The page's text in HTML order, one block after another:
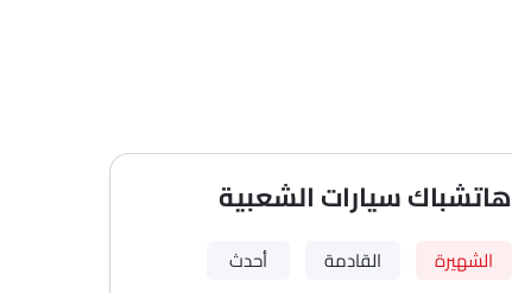
هاتشباك سيارات الشعبية
الشهيرة القادمة
أحدث